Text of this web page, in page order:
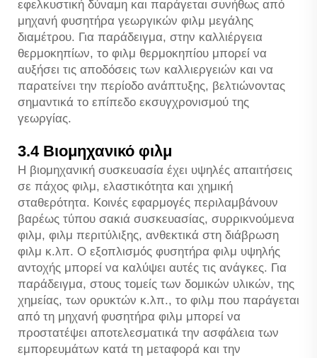
εφελκυστική δύναμη και παράγεται συνήθως από
μηχανή φυσητήρα γεωργικών φιλμ μεγάλης
διαμέτρου. Για παράδειγμα, στην καλλιέργεια
θερμοκηπίων, το φιλμ θερμοκηπίου μπορεί να
αυξήσει τις αποδόσεις των καλλιεργειών και να
παρατείνει την περίοδο ανάπτυξης, βελτιώνοντας
σημαντικά το επίπεδο εκσυγχρονισμού της
γεωργίας.
3.4 Βιομηχανικό φιλμ
Η βιομηχανική συσκευασία έχει υψηλές απαιτήσεις
σε πάχος φιλμ, ελαστικότητα και χημική
σταθερότητα. Κοινές εφαρμογές περιλαμβάνουν
βαρέως τύπου σακιά συσκευασίας, συρρικνούμενα
φιλμ, φιλμ περιτύλιξης, ανθεκτικά στη διάβρωση
φιλμ κ.λπ. Ο εξοπλισμός φυσητήρα φιλμ υψηλής
αντοχής μπορεί να καλύψει αυτές τις ανάγκες. Για
παράδειγμα, στους τομείς των δομικών υλικών, της
χημείας, των ορυκτών κ.λπ., το φιλμ που παράγεται
από τη μηχανή φυσητήρα φιλμ μπορεί να
προστατέψει αποτελεσματικά την ασφάλεια των
εμπορευμάτων κατά τη μεταφορά και την